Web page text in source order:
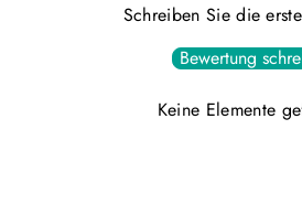
Schreiben Sie die
Bewertung
Keine Elemente